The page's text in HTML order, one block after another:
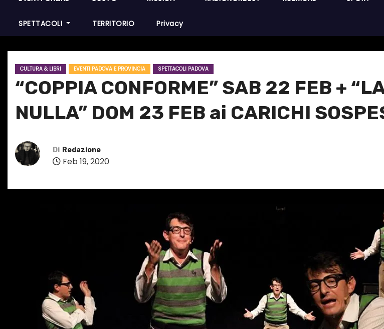
SPETTACOLI TERRITORIO Privacy
CULTURA & LIBRI EVENTI PADOVA E PROVINCIA SPETTACOLI PADOVA
“COPPIA CONFORME” SAB 22 FEB +
NULLA” DOM 23 FEB ai CARICHI
Di Redazione
Feb 19, 2020